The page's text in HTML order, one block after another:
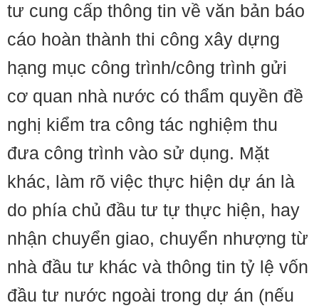
tư cung cấp thông tin về văn bản báo
cáo hoàn thành thi công xây dựng
hạng mục công trình/công trình gửi
cơ quan nhà nước có thẩm quyền đề
nghị kiểm tra công tác nghiệm thu
đưa công trình vào sử dụng. Mặt
khác, làm rõ việc thực hiện dự án là
do phía chủ đầu tư tự thực hiện, hay
nhận chuyển giao, chuyển nhượng từ
nhà đầu tư khác và thông tin tỷ lệ vốn
đầu tư nước ngoài trong dự án (nếu